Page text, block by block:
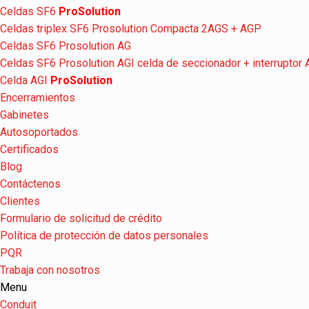
Celdas SF6 ProSolution
Celdas triplex SF6 Prosolution Compacta 2AGS + AGP
Celdas SF6 Prosolution AG
Celdas SF6 Prosolution AGI celda de seccionador + interruptor
Celda AGI ProSolution
Encerramientos
Gabinetes
Autosoportados
Certificados
Blog
Contáctenos
Clientes
Formulario de solicitud de crédito
Política de protección de datos personales
PQR
Trabaja con nosotros
Menu
Conduit